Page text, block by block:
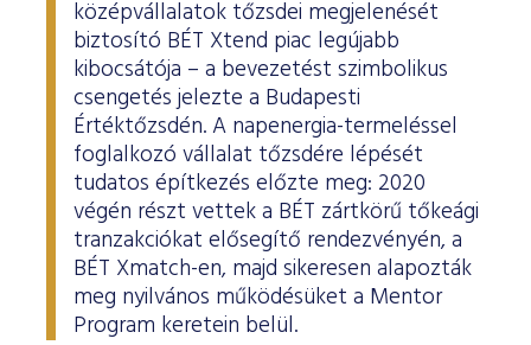
középvállalatok tőzsdei megjelenését
biztosító BÉT Xtend piac legújabb
kibocsátója – a bevezetést szimbolikus
csengetés jelezte a Budapesti
Értéktőzsdén. A napenergia-termeléssel
foglalkozó vállalat tőzsdére lépését
tudatos építkezés előzte meg: 2020
végén részt vettek a BÉT zártkörű tőkeági
tranzakciókat elősegítő rendezvényén, a
BÉT Xmatch-en, majd sikeresen alapozták
meg nyilvános működésüket a Mentor
Program keretein belül.